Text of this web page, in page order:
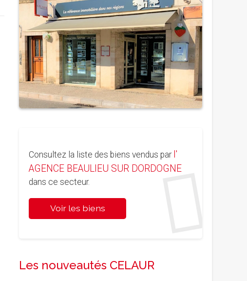
Consultez la liste des biens vendus par l'
AGENCE BEAULIEU SUR DORDOGNE
dans ce secteur.
Voir les biens
Les nouveautés CELAUR